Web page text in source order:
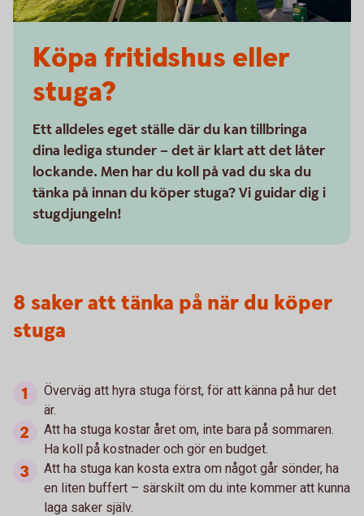
Köpa fritidshus eller
stuga?
Ett alldeles eget ställe där du kan tillbringa
dina lediga stunder – det är klart att det låter
lockande. Men har du koll på vad du ska du
tänka på innan du köper stuga? Vi guidar dig i
stugdjungeln!
8 saker att tänka på när du köper
stuga
Överväg att hyra stuga först, för att känna på hur det
är.
Att ha stuga kostar året om, inte bara på sommaren.
Ha koll på kostnader och gör en budget.
Att ha stuga kan kosta extra om något går sönder, ha
en liten buffert – särskilt om du inte kommer att kunna
laga saker själv.